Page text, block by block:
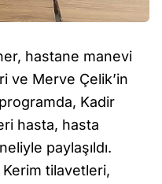
hastane manevi
ve Merve Çelik’in
Kadir
hasta, hasta
paylaşıldı.
tilavetleri,